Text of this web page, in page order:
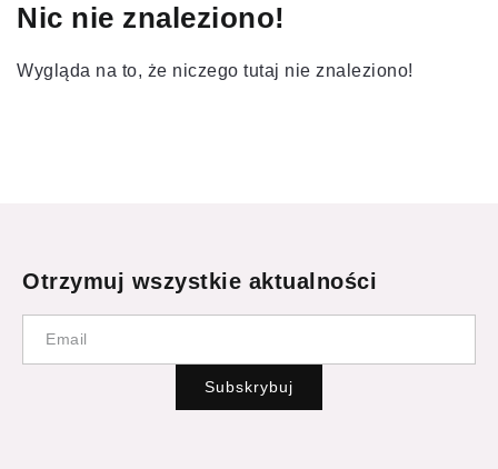
Nic nie znaleziono!
Wygląda na to, że niczego tutaj nie znaleziono!
Otrzymuj wszystkie aktualności
Subskrybuj